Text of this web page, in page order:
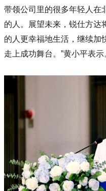
带领公司里的很多年轻人在
的人。展望未来，锐仕方达
的人更幸福地生活，继续加
走上成功舞台。”黄小平表示